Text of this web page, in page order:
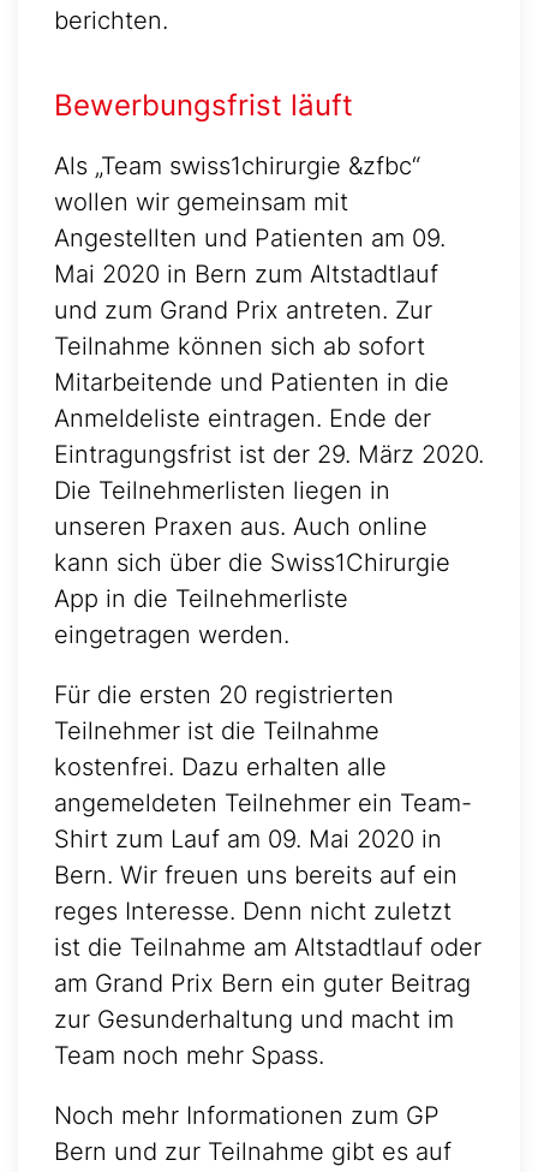
berichten.
Bewerbungsfrist läuft
Als „Team swiss1chirurgie &zfbc“
wollen wir gemeinsam mit
Angestellten und Patienten am 09.
Mai 2020 in Bern zum Altstadtlauf
und zum Grand Prix antreten. Zur
Teilnahme können sich ab sofort
Mitarbeitende und Patienten in die
Anmeldeliste eintragen. Ende der
Eintragungsfrist ist der 29. März 2020.
Die Teilnehmerlisten liegen in
unseren Praxen aus. Auch online
kann sich über die Swiss1Chirurgie
App in die Teilnehmerliste
eingetragen werden.
Für die ersten 20 registrierten
Teilnehmer ist die Teilnahme
kostenfrei. Dazu erhalten alle
angemeldeten Teilnehmer ein Team-
Shirt zum Lauf am 09. Mai 2020 in
Bern. Wir freuen uns bereits auf ein
reges Interesse. Denn nicht zuletzt
ist die Teilnahme am Altstadtlauf oder
am Grand Prix Bern ein guter Beitrag
zur Gesunderhaltung und macht im
Team noch mehr Spass.
Noch mehr Informationen zum GP
Bern und zur Teilnahme gibt es auf